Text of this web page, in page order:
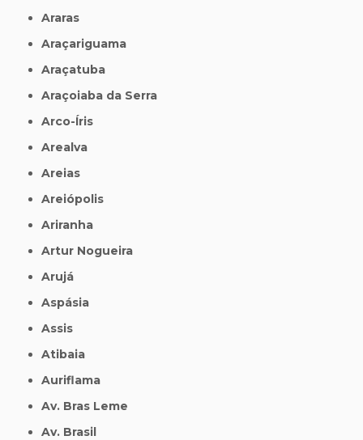
Araras
Araçariguama
Araçatuba
Araçoiaba da Serra
Arco-Íris
Arealva
Areias
Areiópolis
Ariranha
Artur Nogueira
Arujá
Aspásia
Assis
Atibaia
Auriflama
Av. Bras Leme
Av. Brasil